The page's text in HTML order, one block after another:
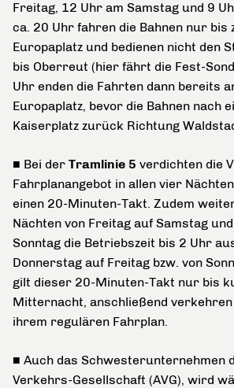
Freitag, 12 Uhr am Samstag und 9
ca. 20 Uhr fahren die Bahnen nur bis
Europaplatz und bedienen nicht den
bis Oberreut (hier fährt die Fest-
Uhr enden die Fahrten dann bereits
Europaplatz, bevor die Bahnen nach
Kaiserplatz zurück Richtung
■ Bei der Tramlinie 5 verdichten die
Fahrplanangebot in allen vier
einen 20-Minuten-Takt. Zudem
Nächten von Freitag auf Samstag
Sonntag die Betriebszeit bis 2 Uhr
Donnerstag auf Freitag bzw. von
gilt dieser 20-Minuten-Takt nur bis
Mitternacht, anschließend verkehren
ihrem regulären Fahrplan.
■ Auch das Schwesterunternehmen
Verkehrs-Gesellschaft (AVG), wird